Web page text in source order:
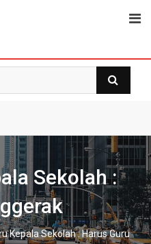
Sekolah :
Kepala Sekolah : Harus Guru